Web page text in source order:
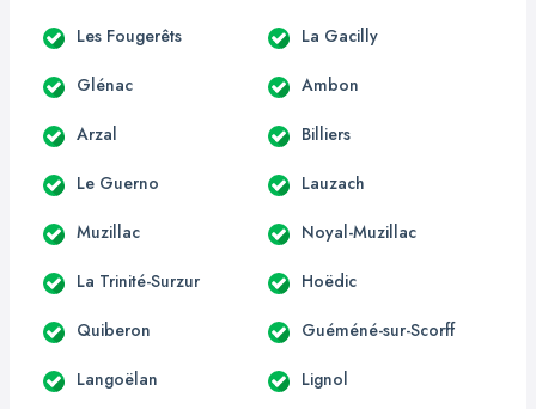
Les Fougerêts La Gacilly
Glénac Ambon
Arzal Billiers
Le Guerno Lauzach
Muzillac Noyal-Muzillac
La Trinité-Surzur Hoëdic
Quiberon Guéméné-sur-Scorff
Langoëlan Lignol